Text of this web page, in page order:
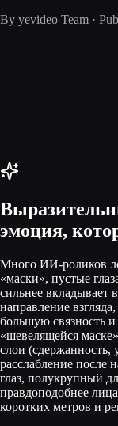
By yevideo Team ·
эмоция,
Много ИИ-роликов
«маски», пустые
сильнее вкладывает
направление
большую связность
«шевелящейся
слои (сдержанность,
расслабление после
глаз, полукрупный
правдоподобнее
коротких метров и